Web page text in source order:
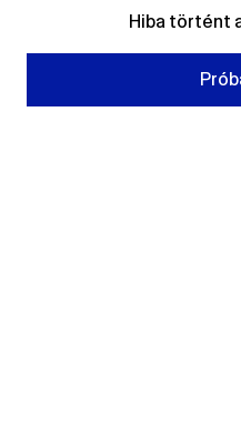
Hiba történt